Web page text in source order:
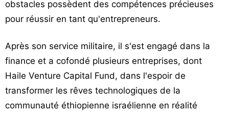
obstacles possèdent des compétences précieuses
pour réussir en tant qu'entrepreneurs.
Après son service militaire, il s'est engagé dans la
finance et a cofondé plusieurs entreprises, dont
Haile Venture Capital Fund, dans l'espoir de
transformer les rêves technologiques de la
communauté éthiopienne israélienne en réalité